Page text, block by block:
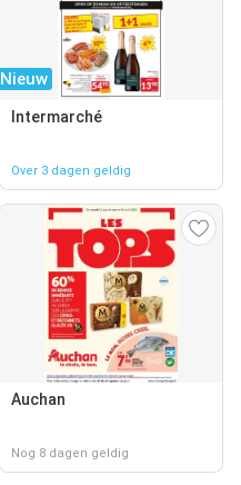
Nieuw
Intermarché
Over 3 dagen geldig
Auchan
Nog 8 dagen geldig